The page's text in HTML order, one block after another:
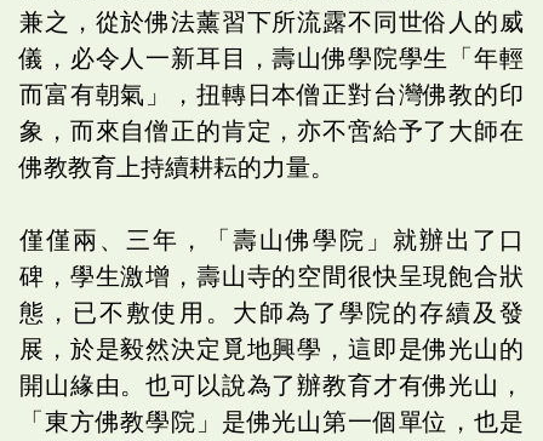
兼之，從於佛法薰習下所流露不同世俗人的威
儀，必令人一新耳目，壽山佛學院學生「年輕
而富有朝氣」，扭轉日本僧正對台灣佛教的印
象，而來自僧正的肯定，亦不啻給予了大師在
佛教教育上持續耕耘的力量。
僅僅兩、三年，「壽山佛學院」就辦出了口
碑，學生激增，壽山寺的空間很快呈現飽合狀
態，已不敷使用。大師為了學院的存續及發
展，於是毅然決定覓地興學，這即是佛光山的
開山緣由。也可以說為了辦教育才有佛光山，
「東方佛教學院」是佛光山第一個單位，也是